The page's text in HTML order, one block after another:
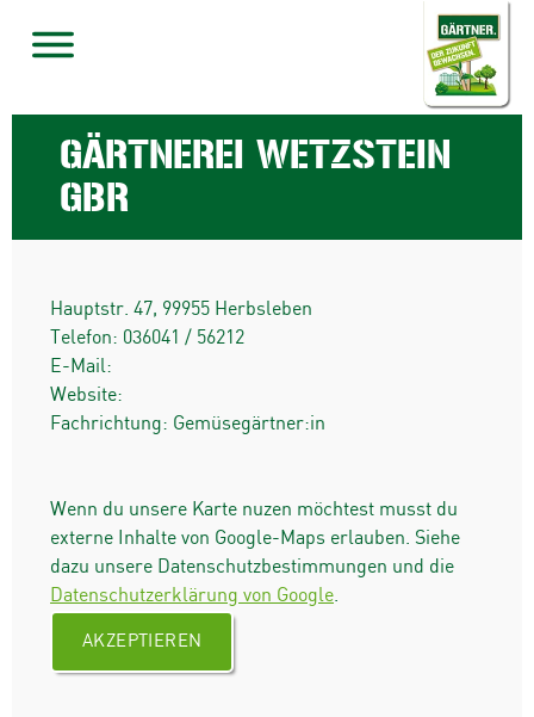
GÄRTNEREI WETZSTEIN
GBR
Hauptstr. 47, 99955 Herbsleben
Telefon: 036041 / 56212
E-Mail:
Website:
Fachrichtung: Gemüsegärtner:in
Wenn du unsere Karte nuzen möchtest musst du
externe Inhalte von Google-Maps erlauben. Siehe
dazu unsere Datenschutzbestimmungen und die
Datenschutzerklärung von Google.
AKZEPTIEREN